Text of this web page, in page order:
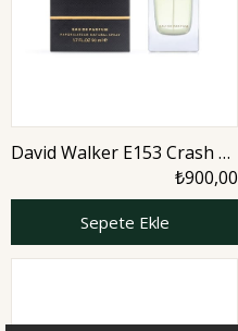
David Walker E153 Crash 50
ml Erkek Parfüm | Aromatic
₺900,00
Sepete Ekle